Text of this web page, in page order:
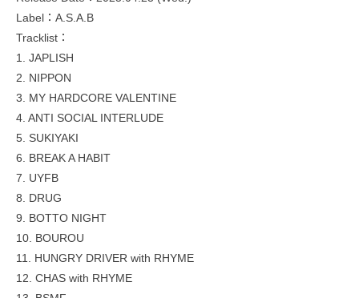
Label：A.S.A.B
Tracklist：
1. JAPLISH
2. NIPPON
3. MY HARDCORE VALENTINE
4. ANTI SOCIAL INTERLUDE
5. SUKIYAKI
6. BREAK A HABIT
7. UYFB
8. DRUG
9. BOTTO NIGHT
10. BOUROU
11. HUNGRY DRIVER with RHYME
12. CHAS with RHYME